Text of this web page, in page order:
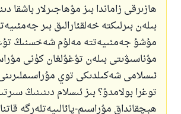
ھازىرقى زاماندا بىز مۇھاجىرلار باشقا
بىلەن بىرلىكتە خەلقئارالىق بىر
مۇشۇ جەمئىيەتتە مەلۇم شەخسنىڭ
مۇناسىۋىتى بىلەن تۇغۇلغان كۈنى
ئىسلامى شەكىلدىكى توي
توغرا بولامدۇ؟ بىز ئىسلام دىنىنىڭ
ھېچقانداق مۇراسىم-پائالىيەتلەرگە